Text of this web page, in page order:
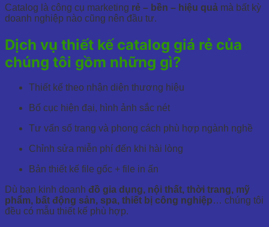
Catalog là công cụ marketing rẻ – bền – hiệu quả mà bất kỳ
doanh nghiệp nào cũng nên đầu tư.
Dịch vụ thiết kế catalog giá rẻ của
chúng tôi gồm những gì?
Thiết kế theo nhận diện thương hiệu
Bố cục hiện đại, hình ảnh sắc nét
Tư vấn số trang và phong cách phù hợp ngành nghề
Chỉnh sửa miễn phí đến khi hài lòng
Bản thiết kế file gốc + file in ấn
Dù bạn kinh doanh đồ gia dụng, nội thất, thời trang, mỹ
phẩm, bất động sản, spa, thiết bị công nghiệp… chúng tôi
đều có mẫu thiết kế phù hợp.